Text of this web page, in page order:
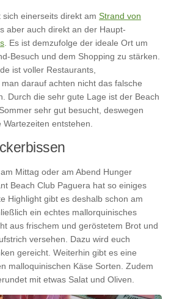
einerseits direkt am Strand von
aber auch direkt an der Haupt-
. Es ist demzufolge der ideale Ort um
Besuch und dem Shopping zu stärken.
ist voller Restaurants,
darauf achten nicht das falsche
Durch die sehr gute Lage ist der Beach
sehr gut besucht, deswegen
entstehen.
Mittag oder am Abend Hunger
Beach Club Paguera hat so einiges
Highlight gibt es deshalb schon am
ein echtes mallorquinisches
aus frischem und geröstetem Brot und
versehen. Dazu wird euch
gereicht. Weiterhin gibt es eine
malloquinischen Käse Sorten. Zudem
mit etwas Salat und Oliven.